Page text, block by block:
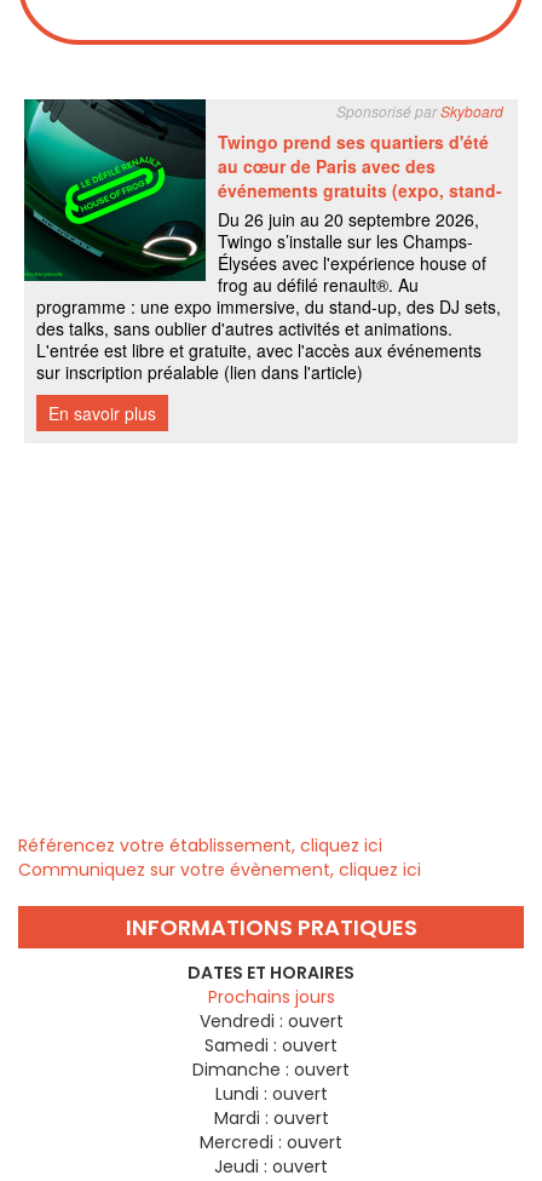
Référencez votre établissement, cliquez ici
Communiquez sur votre évènement, cliquez ici
INFORMATIONS PRATIQUES
DATES ET HORAIRES
Prochains jours
Vendredi : ouvert
Samedi : ouvert
Dimanche : ouvert
Lundi : ouvert
Mardi : ouvert
Mercredi : ouvert
Jeudi : ouvert